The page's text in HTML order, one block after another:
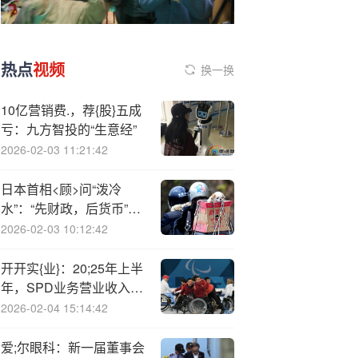
热点视频 换一换
10亿营销费.，荐{股}五成
亏：九方智投的“生意经”
2026-02-03 11:21:42
日本首相<顾>问“泼冷
水”：“先财政，后货币”，
明年三月前不会加息
2026-02-03 10:12:42
开开实{业}：20;25年上半
年，SPD业务营业收入同
比增长
2026-02-04 15:14:42
爱;尔眼科：新一届董事会